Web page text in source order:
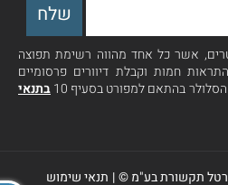
אשר כל אחד מהווה רשימת תפוצה
חמות וקבלת דיוורים פרסומיים
בהתאם למפורט בסעיף 10
בתנאי
תקשורת בע"מ ©| תנאי שימוש